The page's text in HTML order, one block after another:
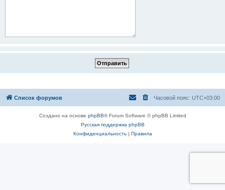
Список форумов Часовой пояс: UTC+03:00
Создано на основе phpBB® Forum Software © phpBB Limited
Русская поддержка phpBB
Конфиденциальность| Правила